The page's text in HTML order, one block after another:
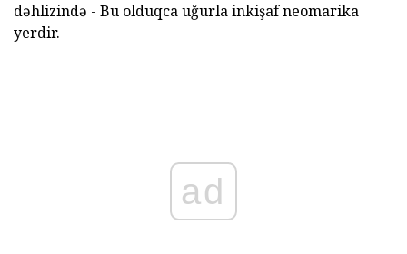
dəhlizində - Bu olduqca uğurla inkişaf neomarika
yerdir.
ad